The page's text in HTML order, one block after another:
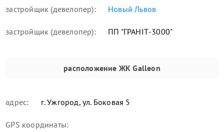
застройщик (девелопер): Новый Львов
застройщик (девелопер): ПП "ГРАНІТ-3000"
расположение ЖК Galleon
адрес: г. Ужгород, ул. Боковая 5
GPS координаты: